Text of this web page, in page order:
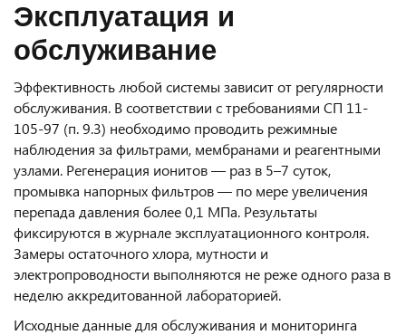
Эксплуатация и
обслуживание
Эффективность любой системы зависит от регулярности
обслуживания. В соответствии с требованиями СП 11-
105-97 (п. 9.3) необходимо проводить режимные
наблюдения за фильтрами, мембранами и реагентными
узлами. Регенерация ионитов — раз в 5–7 суток,
промывка напорных фильтров — по мере увеличения
перепада давления более 0,1 МПа. Результаты
фиксируются в журнале эксплуатационного контроля.
Замеры остаточного хлора, мутности и
электропроводности выполняются не реже одного раза в
неделю аккредитованной лабораторией.
Исходные данные для обслуживания и мониторинга